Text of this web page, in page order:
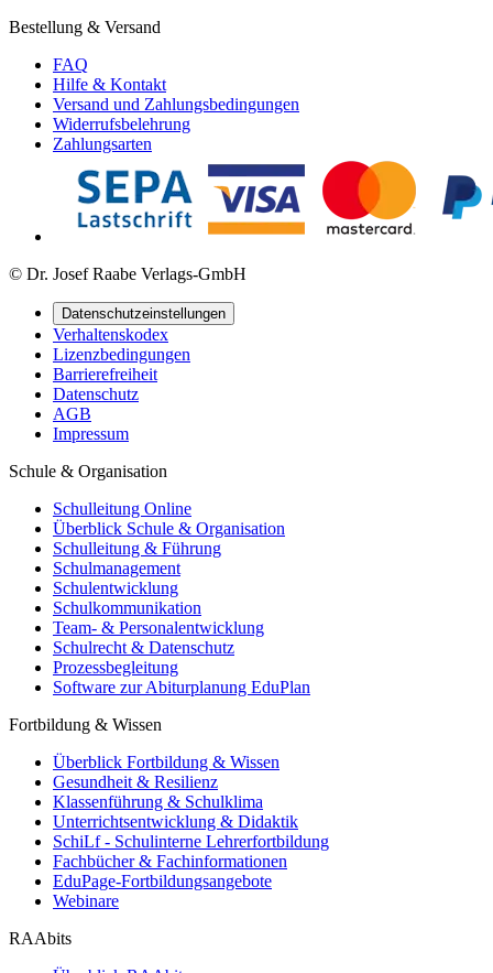
Bestellung & Versand
FAQ
Hilfe & Kontakt
Versand und Zahlungsbedingungen
Widerrufsbelehrung
Zahlungsarten
© Dr. Josef Raabe Verlags-GmbH
Datenschutzeinstellungen
Verhaltenskodex
Lizenzbedingungen
Barrierefreiheit
Datenschutz
AGB
Impressum
Schule & Organisation
Schulleitung Online
Überblick Schule & Organisation
Schulleitung & Führung
Schulmanagement
Schulentwicklung
Schulkommunikation
Team- & Personalentwicklung
Schulrecht & Datenschutz
Prozessbegleitung
Software zur Abiturplanung EduPlan
Fortbildung & Wissen
Überblick Fortbildung & Wissen
Gesundheit & Resilienz
Klassenführung & Schulklima
Unterrichtsentwicklung & Didaktik
SchiLf - Schulinterne Lehrerfortbildung
Fachbücher & Fachinformationen
EduPage-Fortbildungsangebote
Webinare
RAAbits